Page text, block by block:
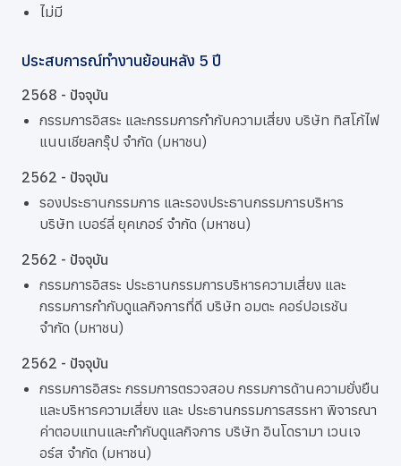
ไม่มี
ประสบการณ์ทำงานย้อนหลัง 5 ปี
2568 - ปัจจุบัน
กรรมการอิสระ และกรรมการกำกับความเสี่ยง บริษัท ทิสโก้ไฟ
แนนเชียลกรุ๊ป จำกัด (มหาชน)
2562 - ปัจจุบัน
รองประธานกรรมการ และรองประธานกรรมการบริหาร
บริษัท เบอร์ลี่ ยุคเกอร์ จำกัด (มหาชน)
2562 - ปัจจุบัน
กรรมการอิสระ ประธานกรรมการบริหารความเสี่ยง และ
กรรมการกำกับดูแลกิจการที่ดี บริษัท อมตะ คอร์ปอเรชัน
จำกัด (มหาชน)
2562 - ปัจจุบัน
กรรมการอิสระ กรรมการตรวจสอบ กรรมการด้านความยั่งยืน
และบริหารความเสี่ยง และ ประธานกรรมการสรรหา พิจารณา
ค่าตอบแทนและกำกับดูแลกิจการ บริษัท อินโดรามา เวนเจ
อร์ส จำกัด (มหาชน)